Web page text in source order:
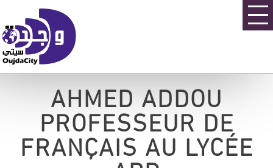
AHMED ADDOU
PROFESSEUR DE
FRANÇAIS AU LYCÉE